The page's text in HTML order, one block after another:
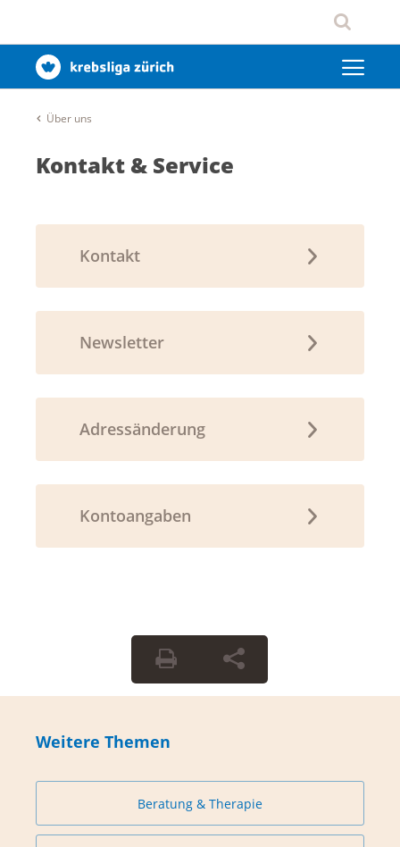
Über uns
Kontakt & Service
Kontakt
Newsletter
Adressänderung
Kontoangaben
Weitere Themen
Beratung & Therapie